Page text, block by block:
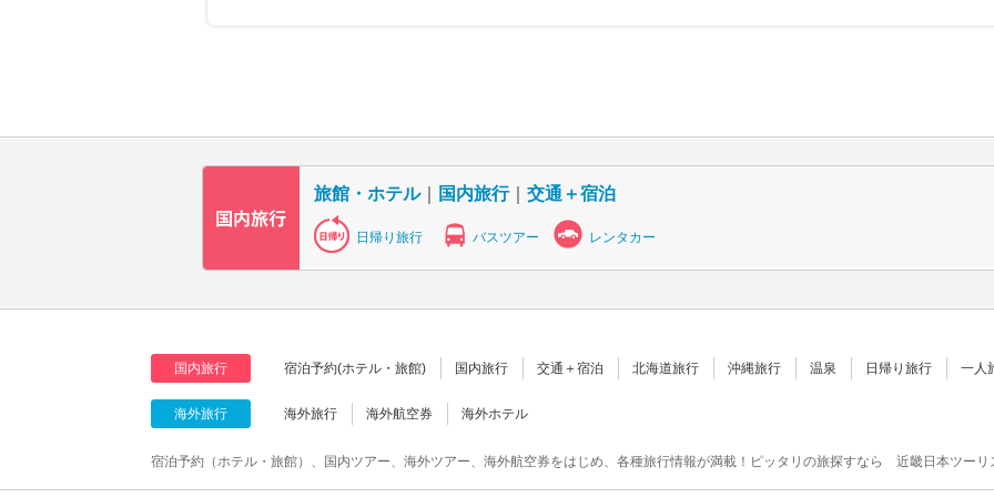
旅館・ホテル｜ 国内旅行｜ 交通＋宿泊
日帰り旅行 バスツアー レンタカー
国内旅行 宿泊予約(ホテル・旅館) 国内旅行 交通＋宿泊 北海道旅行 沖縄旅行 温泉 日帰り旅行 一人
海外旅行 海外旅行 海外航空券 海外ホテル
宿泊予約（ホテル・旅館）、国内ツアー、海外ツアー、海外航空券をはじめ、各種旅行情報が満載！ピッタリの旅探すなら 近畿日本ツーリ